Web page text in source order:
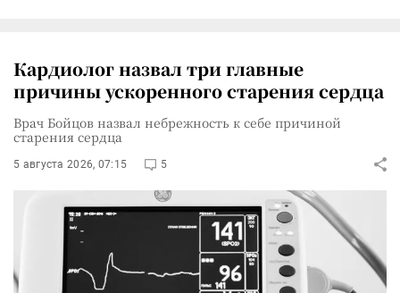
Кардиолог назвал три главные
причины ускоренного старения сердца
Врач Бойцов назвал небрежность к себе причиной
старения сердца
5 августа 2026, 07:15 5